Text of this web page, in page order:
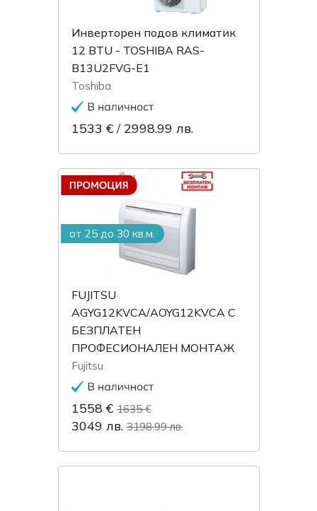
Инверторен подов климатик
12 BTU - TOSHIBA RAS-
B13U2FVG-E1
Toshiba
1533 € /2998.99 лв.
от 25 до 30 кв.м.
FUJITSU
AGYG12KVCA/AOYG12KVCA С
БЕЗПЛАТЕН
ПРОФЕСИОНАЛЕН МОНТАЖ
Fujitsu
1558 € 1635 €
3049 лв. 3198.99 лв.